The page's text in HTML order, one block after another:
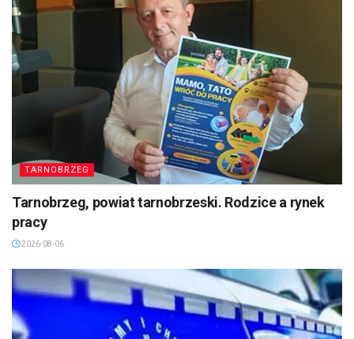
TARNOBRZEG
Tarnobrzeg, powiat tarnobrzeski. Rodzice a rynek
pracy
2026-08-06